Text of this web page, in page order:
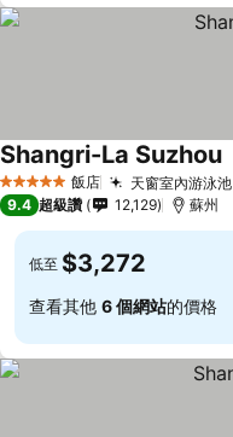
5 星級 飯店 天窗室內游泳池
Shangri-La Suzhou
9.4 超級讚 12,129 蘇州
低至 $3,272
查看其他 6 個網站的價格